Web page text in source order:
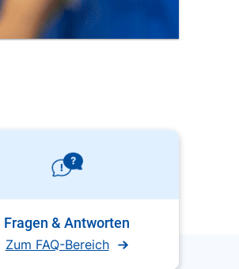
Fragen & Antworten
Zum FAQ-Bereich